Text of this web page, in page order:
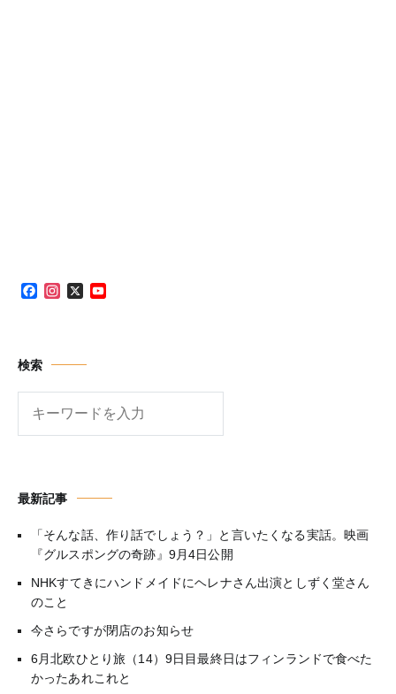
Facebook
Instagram
X
検索
最新記事
「そんな話、作り話でしょう？」と言いたくなる実話。映画
『グルスポングの奇跡』9月4日公開
NHKすてきにハンドメイドにヘレナさん出演としずく堂さん
のこと
今さらですが閉店のお知らせ
6月北欧ひとり旅（14）9日目最終日はフィンランドで食べた
かったあれこれと